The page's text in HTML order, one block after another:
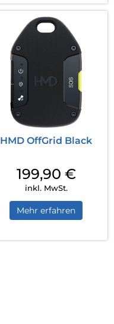
HMD OffGrid Black
199,90 €
inkl. MwSt.
Mehr erfahren